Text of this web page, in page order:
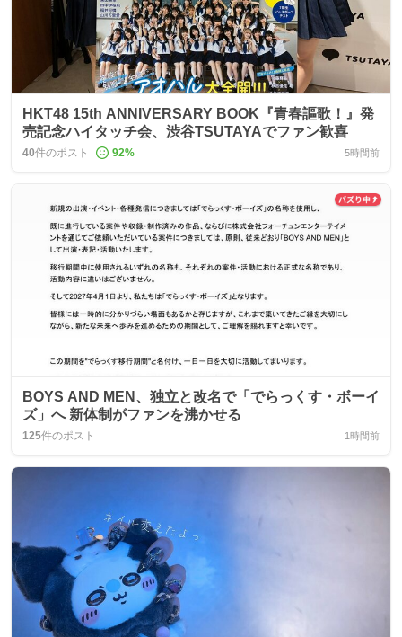
HKT48 15th ANNIVERSARY BOOK『青春謳歌！』発
売記念ハイタッチ会、渋谷TSUTAYAでファン歓喜
40件のポスト 92% 5時間前
BOYS AND MEN、独立と改名で「でらっくす・ボーイ
ズ」へ 新体制がファンを沸かせる
125件のポスト 1時間前